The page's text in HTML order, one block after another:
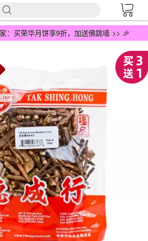
：买荣华月饼享9折，加送佛跳墙 >> 🎉